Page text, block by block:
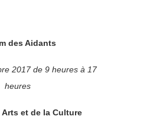
des Aidants
2017 de 9 heures à 17
heures
et de la Culture